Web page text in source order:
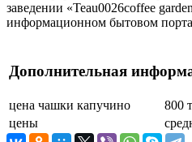
заведении «Teau0026coffee
информационном бытовом
Дополнительная
цена чашки капучино
800
цены